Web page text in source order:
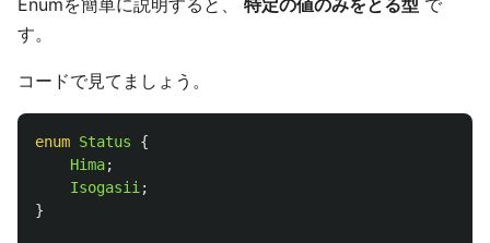
Enumを簡単に説明すると、 特定の値のみをとる型 で
す。
コードで見てましょう。
enum Status
{
Hima;
Isogasii ;
}